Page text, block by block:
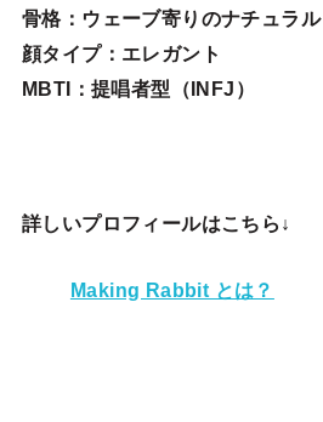
骨格：ウェーブ寄りのナチュラル
顔タイプ：エレガン ト
MBTI：提唱者型（INFJ）
詳しいプロフィールはこちら↓
Making Rabbit とは？